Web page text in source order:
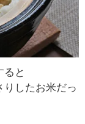
ると
したお米だっ